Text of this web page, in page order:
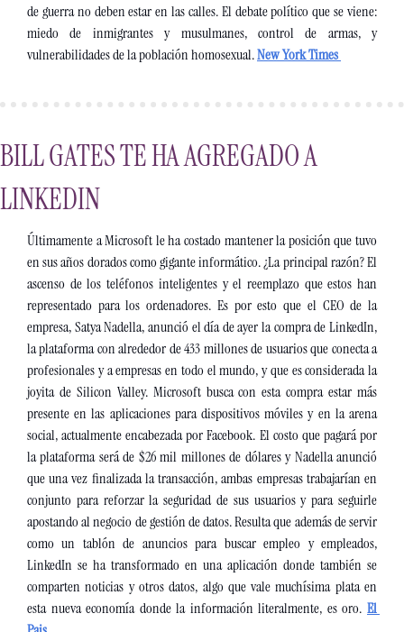
de guerra no deben estar en las calles. El debate político que se viene:
miedo de inmigrantes y musulmanes, control de armas, y
vulnerabilidades de la población homosexual. New York Times
BILL GATES TE HA AGREGADO A
LINKEDIN
Últimamente a Microsoft le ha costado mantener la posición que tuvo
en sus años dorados como gigante informático. ¿La principal razón? El
ascenso de los teléfonos inteligentes y el reemplazo que estos han
representado para los ordenadores. Es por esto que el CEO de la
empresa, Satya Nadella, anunció el día de ayer la compra de LinkedIn,
la plataforma con alrededor de 433 millones de usuarios que conecta a
profesionales y a empresas en todo el mundo, y que es considerada la
joyita de Silicon Valley. Microsoft busca con esta compra estar más
presente en las aplicaciones para dispositivos móviles y en la arena
social, actualmente encabezada por Facebook. El costo que pagará por
la plataforma será de $26 mil millones de dólares y Nadella anunció
que una vez finalizada la transacción, ambas empresas trabajarían en
conjunto para reforzar la seguridad de sus usuarios y para seguirle
apostando al negocio de gestión de datos. Resulta que además de servir
como un tablón de anuncios para buscar empleo y empleados,
LinkedIn se ha transformado en una aplicación donde también se
comparten noticias y otros datos, algo que vale muchísima plata en
esta nueva economía donde la información literalmente, es oro. El